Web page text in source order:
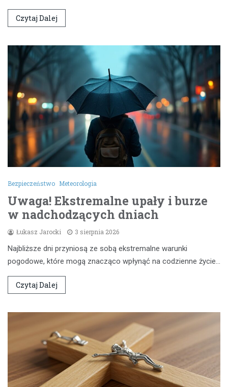
Czytaj Dalej
Bezpieczeństwo Meteorologia
Uwaga! Ekstremalne upały i burze
w nadchodzących dniach
Łukasz Jarocki 3 sierpnia 2026
Najbliższe dni przyniosą ze sobą ekstremalne warunki
pogodowe, które mogą znacząco wpłynąć na codzienne życie…
Czytaj Dalej